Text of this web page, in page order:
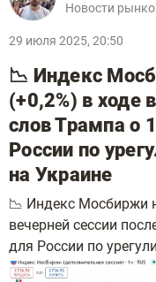
Новости
29 июля 2025, 20:50
📉 Индекс
(+0,2%) в ходе
слов Трампа о
России по
на Украине
📉 Индекс Мосбиржи
вечерней сессии
для России по